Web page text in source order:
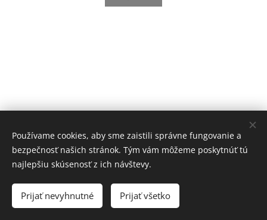
Cookies
Používame cookies, aby sme zaistili správne fungovanie a
bezpečnosť našich stránok. Tým vám môžeme poskytnúť tú
najlepšiu skúsenosť z ich návštevy.
Prijať nevyhnutné Prijať všetko